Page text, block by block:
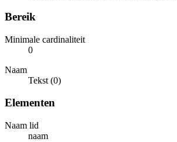
Bereik
Minimale cardinaliteit
0
Naam
Tekst (0)
Elementen
Naam lid
naam